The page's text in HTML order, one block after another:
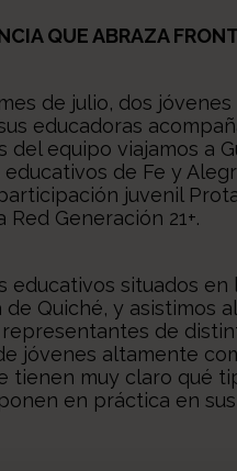
QUE ABRAZA
de julio, dos
educadoras
del equipo viajamos a
de Fe y
juvenil
Generación 21+.
educativos situados
Quiché, y asistimos
de
jóvenes altamente
tienen muy claro qué
en práctica en